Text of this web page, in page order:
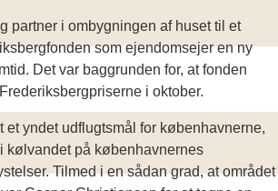
partner i ombygningen af huset til et
som ejendomsejer en ny
Det var baggrunden for, at fonden
i oktober.
yndet udflugtsmål for københavnerne,
kølvandet på københavnernes
Tilmed i en sådan grad, at området